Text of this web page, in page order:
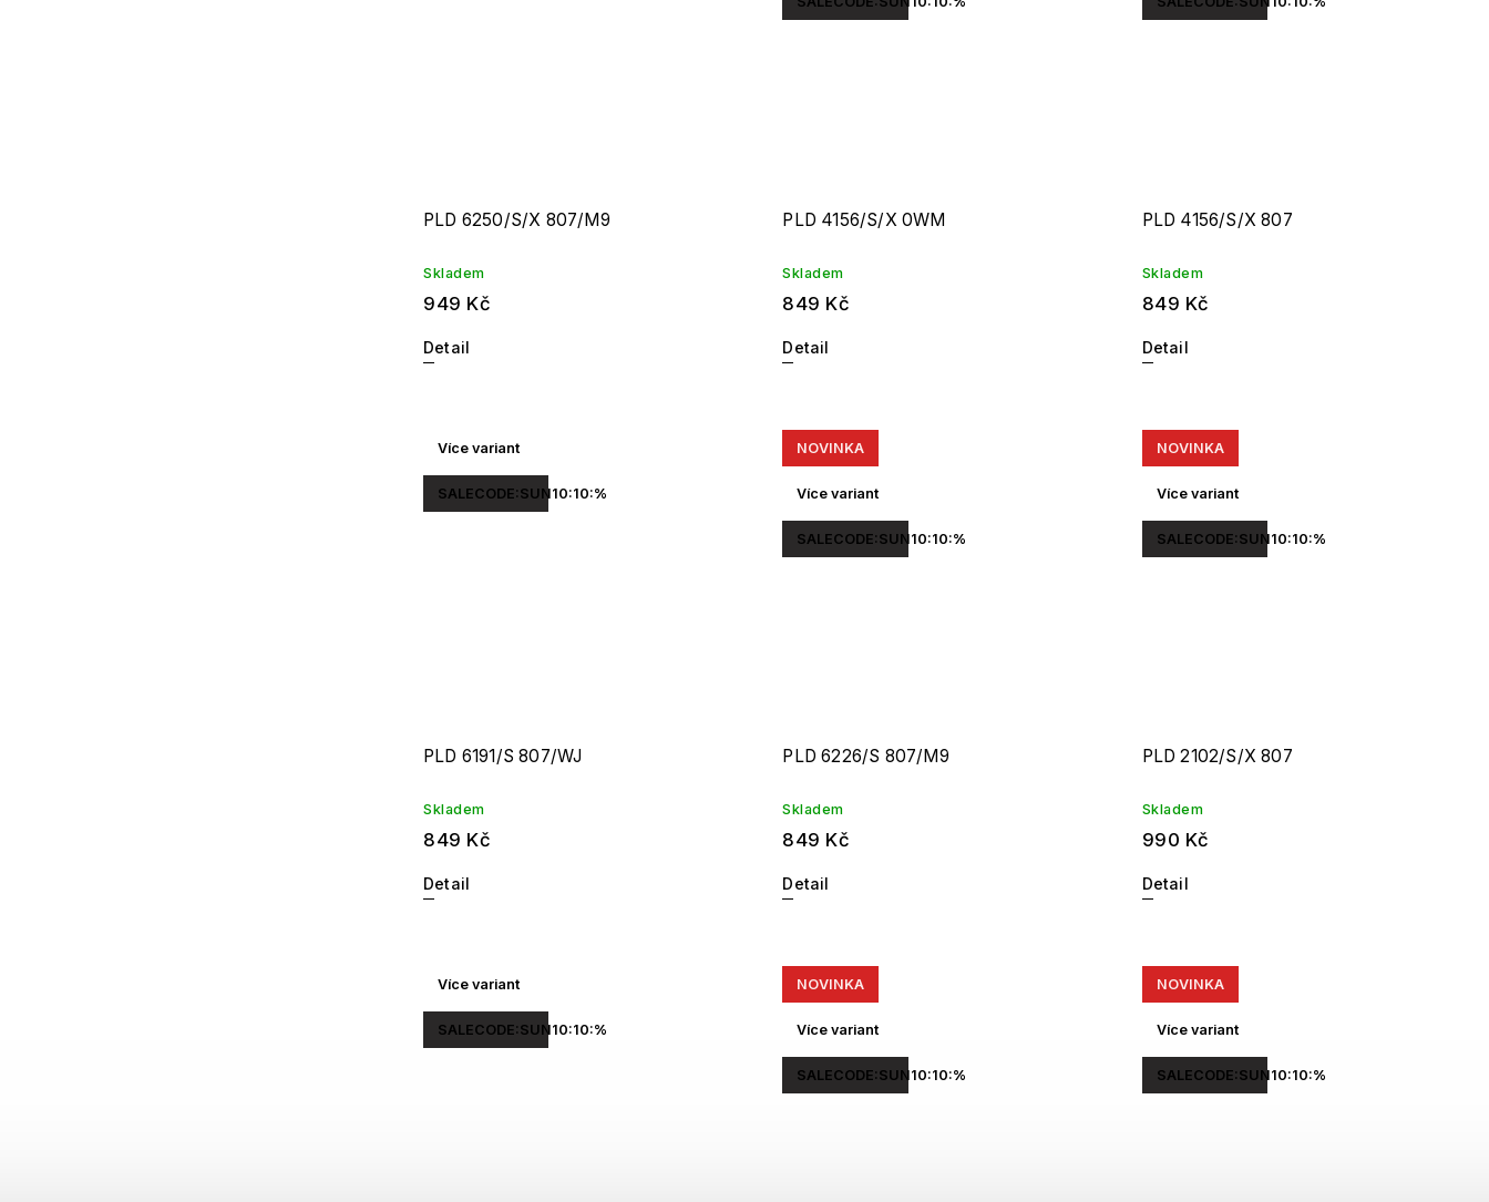
PLD 6250/S/X 807/M9
Skladem
949 Kč
Detail
PLD 4156/S/X 0WM
Skladem
849 Kč
Detail
PLD 4156/S/X 807
Skladem
849 Kč
Detail
Více variant
SALECODE:SUN10:10:%
PLD 6191/S 807/WJ
Skladem
849 Kč
Detail
NOVINKA
Více variant
SALECODE:SUN10:10:%
PLD 6226/S 807/M9
Skladem
849 Kč
Detail
NOVINKA
Více variant
SALECODE:SUN10:10:%
PLD 2102/S/X 807
Skladem
990 Kč
Detail
Více variant
SALECODE:SUN10:10:%
NOVINKA
Více variant
SALECODE:SUN10:10:%
NOVINKA
Více variant
SALECODE:SUN10:10:%